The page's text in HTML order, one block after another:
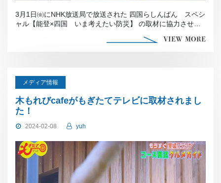
3月1日㈮にNHK放送局で放送された 四国らしんばん スペシ
ャル【能登×四国 いま考えたい防災】 の取材に協力させて
VIEW MORE
メディア情報
木もれびcafeがもぎたてテレビに取材されまし
た！
2024-02-08 yuh